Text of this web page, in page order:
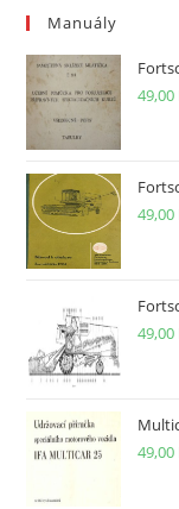
Manuály
49,00
49,00
49,00
49,00